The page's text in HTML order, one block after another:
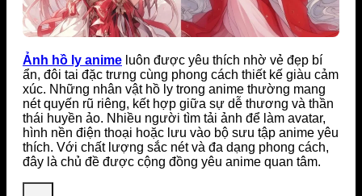
Ảnh hồ ly anime luôn được yêu thích nhờ vẻ đẹp bí
ẩn, đôi tai đặc trưng cùng phong cách thiết kế giàu cảm
xúc. Những nhân vật hồ ly trong anime thường mang
nét quyến rũ riêng, kết hợp giữa sự dễ thương và thần
thái huyền ảo. Nhiều người tìm tải ảnh để làm avatar,
hình nền điện thoại hoặc lưu vào bộ sưu tập anime yêu
thích. Với chất lượng sắc nét và đa dạng phong cách,
đây là chủ đề được cộng đồng yêu anime quan tâm.